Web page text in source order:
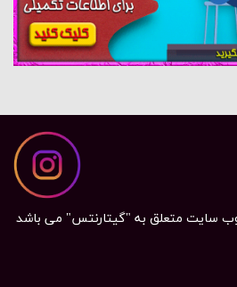
سایت متعلق به "گیتارنتس" می باشد